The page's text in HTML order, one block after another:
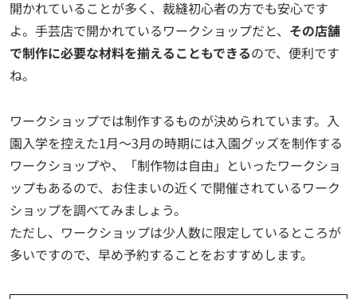
開かれていることが多く、裁縫初心者の方でも安心です
よ。手芸店で開かれているワークショップだと、 その店舗
で制作に必要な材料を揃えることもできるので、便利です
ね。
ワークショップでは制作するものが決められています。入
園入学を控えた1月～3月の時期には入園グッズを制作する
ワークショップや、「制作物は自由」といったワークショ
ップもあるので、お住まいの近くで開催されているワーク
ショップを調べてみましょう。
ただし、ワークショップは少人数に限定しているところが
多いですので、早め予約することをおすすめします。